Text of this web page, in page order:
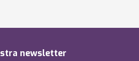
newsletter